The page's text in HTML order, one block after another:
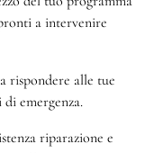
a intervenire
rispondere alle tue
emergenza.
riparazione e